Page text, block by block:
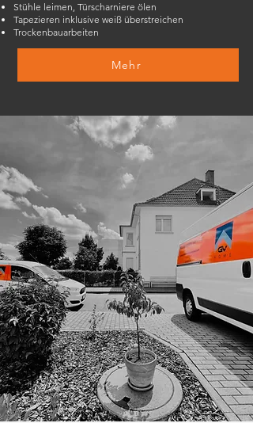
Stühle leimen, Türscharniere ölen
Tapezieren inklusive weiß überstreichen
Trockenbauarbeiten
Mehr